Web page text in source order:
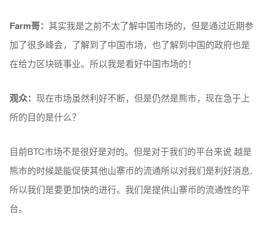
Farm哥：其实我是之前不太了解中国市场的，但是通过近期参
加了很多峰会，了解到了中国市场，也了解到中国的政府也是
在给力区块链事业。所以我是看好中国市场的！
观众：现在市场虽然利好不断，但是仍然是熊市，现在急于上
所的目的是什么？
目前BTC市场不是很好是对的。但是对于我们的平台来说 越是
熊市的时候是能促使其他山寨币的流通所以对我们是利好消息,
所以我们是要更加快的进行。我们是提供山寨币的流通性的平
台。